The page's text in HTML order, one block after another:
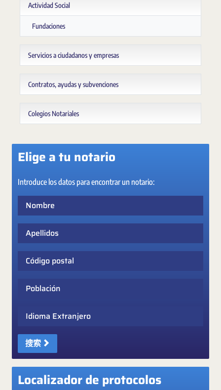
Actividad Social
Fundaciones
Servicios a ciudadanos y empresas
Contratos, ayudas y subvenciones
Colegios Notariales
Elige a tu notario
Introduce los datos para encontrar un notario:
Apellidos
Código postal
Población
Idioma Extranjero
搜索
Localizador de protocolos